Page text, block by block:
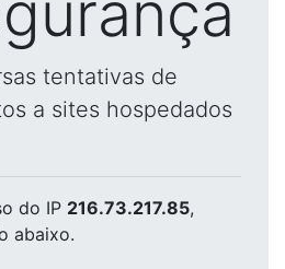
tentativas de
a sites hospedados
do IP 216.73.217.85,
abaixo.